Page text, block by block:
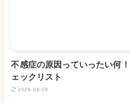
不感症の原因っていったい何
ェックリスト
2026-06-28